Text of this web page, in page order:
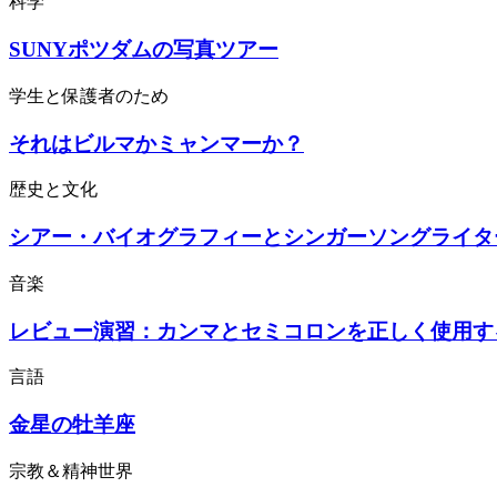
SUNYポツダムの写真ツアー
学生と保護者のため
それはビルマかミャンマーか？
歴史と文化
シアー・バイオグラフィーとシンガーソングライ
音楽
レビュー演習：カンマとセミコロンを正しく使用す
言語
金星の牡羊座
宗教＆精神世界